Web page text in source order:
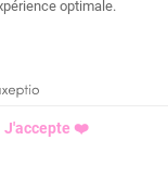
optimale.
J'accepte ❤️